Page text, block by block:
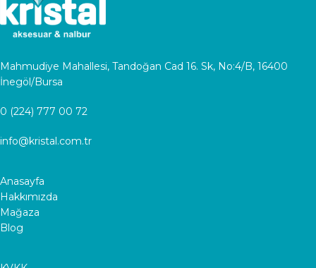
Mahmudiye Mahallesi, Tandoğan Cad 16. Sk, No:4/B, 16400
İnegöl/Bursa
0 (224) 777 00 72
info@kristal.com.tr
Anasayfa
Hakkımızda
Mağaza
Blog